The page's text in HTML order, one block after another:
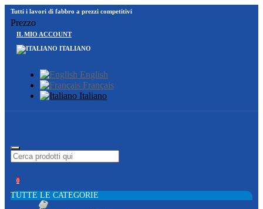
Tutti i lavori di fabbro a prezzi competitivi
Prezzo
IL MIO ACCOUNT
ITALIANO
English
Français
Italiano
0
TUTTE LE CATEGORIE